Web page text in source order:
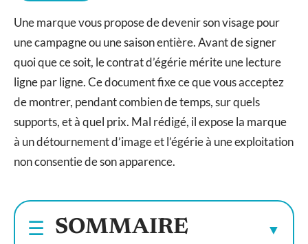
Une marque vous propose de devenir son visage pour
une campagne ou une saison entière. Avant de signer
quoi que ce soit, le contrat d’égérie mérite une lecture
ligne par ligne. Ce document fixe ce que vous acceptez
de montrer, pendant combien de temps, sur quels
supports, et à quel prix. Mal rédigé, il expose la marque
à un détournement d’image et l’égérie à une exploitation
non consentie de son apparence.
SOMMAIRE